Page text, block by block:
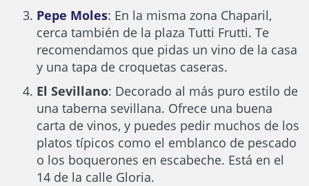
Pepe Moles: En la misma zona Chaparil,
cerca también de la plaza Tutti Frutti. Te
recomendamos que pidas un vino de la casa
y una tapa de croquetas caseras.
El Sevillano: Decorado al más puro estilo de
una taberna sevillana. Ofrece una buena
carta de vinos, y puedes pedir muchos de los
platos típicos como el emblanco de pescado
o los boquerones en escabeche. Está en el
14 de la calle Gloria.